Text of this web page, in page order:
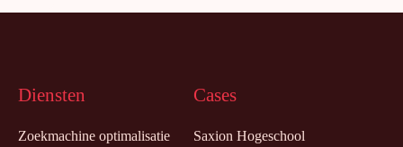
Diensten
Zoekmachine optimalisatie
Cases
Saxion Hogeschool